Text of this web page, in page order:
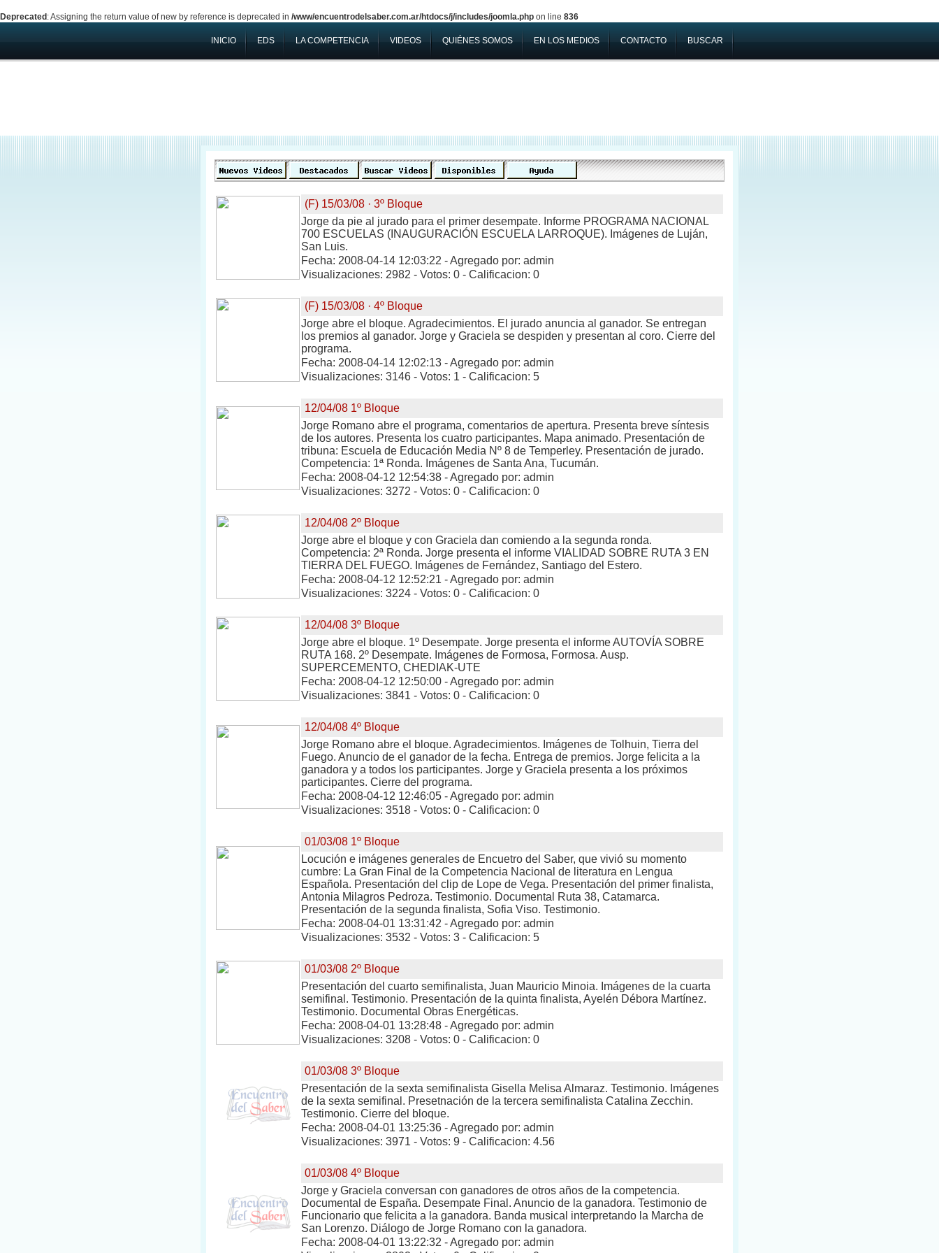
Deprecated : Assigning the return value of new by reference is deprecated in /www/encuentrodelsaber.com.ar/htdocs/j/includes/joomla.php on line 836
INICIO EDS LA COMPETENCIA VIDEOS QUIÉNES SOMOS EN LOS MEDIOS CONTACTO BUSCAR
(F) 15/03/08 · 3º Bloque
Jorge da pie al jurado para el primer desempate. Informe PROGRAMA NACIONAL
700 ESCUELAS (INAUGURACIÓN ESCUELA LARROQUE). Imágenes de Luján,
San Luis.
Fecha: 2008-04-14 12:03:22 - Agregado por: admin
Visualizaciones: 2982 - Votos: 0 - Calificacion: 0
(F) 15/03/08 · 4º Bloque
Jorge abre el bloque. Agradecimientos. El jurado anuncia al ganador. Se entregan
los premios al ganador. Jorge y Graciela se despiden y presentan al coro. Cierre del
programa.
Fecha: 2008-04-14 12:02:13 - Agregado por: admin
Visualizaciones: 3146 - Votos: 1 - Calificacion: 5
12/04/08 1º Bloque
Jorge Romano abre el programa, comentarios de apertura. Presenta breve síntesis
de los autores. Presenta los cuatro participantes. Mapa animado. Presentación de
tribuna: Escuela de Educación Media Nº 8 de Temperley. Presentación de jurado.
Competencia: 1ª Ronda. Imágenes de Santa Ana, Tucumán.
Fecha: 2008-04-12 12:54:38 - Agregado por: admin
Visualizaciones: 3272 - Votos: 0 - Calificacion: 0
12/04/08 2º Bloque
Jorge abre el bloque y con Graciela dan comiendo a la segunda ronda.
Competencia: 2ª Ronda. Jorge presenta el informe VIALIDAD SOBRE RUTA 3 EN
TIERRA DEL FUEGO. Imágenes de Fernández, Santiago del Estero.
Fecha: 2008-04-12 12:52:21 - Agregado por: admin
Visualizaciones: 3224 - Votos: 0 - Calificacion: 0
12/04/08 3º Bloque
Jorge abre el bloque. 1º Desempate. Jorge presenta el informe AUTOVÍA SOBRE
RUTA 168. 2º Desempate. Imágenes de Formosa, Formosa. Ausp.
SUPERCEMENTO, CHEDIAK-UTE
Fecha: 2008-04-12 12:50:00 - Agregado por: admin
Visualizaciones: 3841 - Votos: 0 - Calificacion: 0
12/04/08 4º Bloque
Jorge Romano abre el bloque. Agradecimientos. Imágenes de Tolhuin, Tierra del
Fuego. Anuncio de el ganador de la fecha. Entrega de premios. Jorge felicita a la
ganadora y a todos los participantes. Jorge y Graciela presenta a los próximos
participantes. Cierre del programa.
Fecha: 2008-04-12 12:46:05 - Agregado por: admin
Visualizaciones: 3518 - Votos: 0 - Calificacion: 0
01/03/08 1º Bloque
Locución e imágenes generales de Encuetro del Saber, que vivió su momento
cumbre: La Gran Final de la Competencia Nacional de literatura en Lengua
Española. Presentación del clip de Lope de Vega. Presentación del primer finalista,
Antonia Milagros Pedroza. Testimonio. Documental Ruta 38, Catamarca.
Presentación de la segunda finalista, Sofia Viso. Testimonio.
Fecha: 2008-04-01 13:31:42 - Agregado por: admin
Visualizaciones: 3532 - Votos: 3 - Calificacion: 5
01/03/08 2º Bloque
Presentación del cuarto semifinalista, Juan Mauricio Minoia. Imágenes de la cuarta
semifinal. Testimonio. Presentación de la quinta finalista, Ayelén Débora Martínez.
Testimonio. Documental Obras Energéticas.
Fecha: 2008-04-01 13:28:48 - Agregado por: admin
Visualizaciones: 3208 - Votos: 0 - Calificacion: 0
01/03/08 3º Bloque
Presentación de la sexta semifinalista Gisella Melisa Almaraz. Testimonio. Imágenes
de la sexta semifinal. Presetnación de la tercera semifinalista Catalina Zecchin.
Testimonio. Cierre del bloque.
Fecha: 2008-04-01 13:25:36 - Agregado por: admin
Visualizaciones: 3971 - Votos: 9 - Calificacion: 4.56
01/03/08 4º Bloque
Jorge y Graciela conversan con ganadores de otros años de la competencia.
Documental de España. Desempate Final. Anuncio de la ganadora. Testimonio de
Funcionario que felicita a la ganadora. Banda musical interpretando la Marcha de
San Lorenzo. Diálogo de Jorge Romano con la ganadora.
Fecha: 2008-04-01 13:22:32 - Agregado por: admin